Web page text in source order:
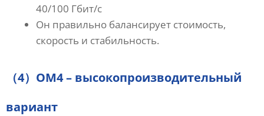
40/100 Гбит/с
Он правильно балансирует стоимость,
скорость и стабильность.
（4）OM4 – высокопроизводительный
вариант